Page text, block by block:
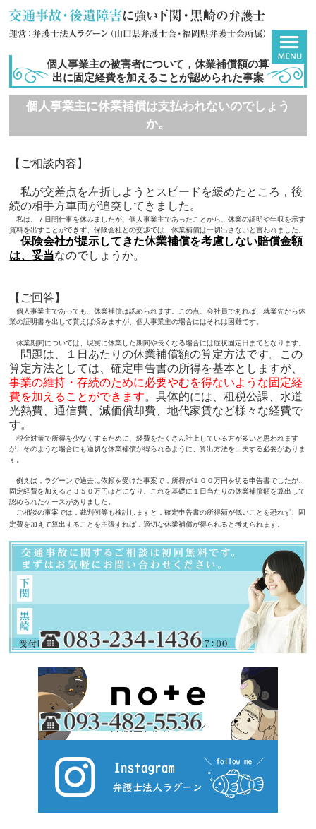
個人事業主の被害者について，休業補償額の算
出に固定経費を加えることが認められた事案
個人事業主に休業補償は支払われないのでしょう
か。
【ご相談内容】
私が交差点を左折しようとスピードを緩めたところ，後
続の相手方車両が追突してきました。
私は、７日間仕事を休みましたが、個人事業主であったことから、休業の証明や年収を示す
資料を出すことができず、保険会社との交渉では、休業補償は一切出さないと言われました。
保険会社が提示してきた休業補償を考慮しない賠償金額
は、妥当なのでしょうか。
【ご回答】
個人事業主であっても、休業補償は認められます。この点、会社員であれば、就業先から休
業の証明書を出して貰えば済みますが、個人事業主の場合にはそれは困難です。
休業期間については、現実に休業した期間や長くなる場合には症状固定日までとなります。
問題は、１日あたりの休業補償額の算定方法です。この
算定方法としては、確定申告書の所得を基本としますが、
事業の維持・存続のために必要やむを得ないような固定経
費を加えることができます。具体的には、租税公課、水道
光熱費、通信費、減価償却費、地代家賃など様々な経費で
す。
税金対策で所得を少なくするために、経費をたくさん計上している方が多いと思われます
が、そのような場合にも適切な休業補償が得られるように、算出方法を工夫する必要がありま
す。
例えば，ラグーンで過去に依頼を受けた事案で，所得が１００万円を切る申告書でしたが、
固定経費を加えると３５０万円ほどになり、これを基礎に１日当たりの休業補償額を算出して
認められたケースがありました。
ご相談の事案では，裁判例等も検討しますと，確定申告書の所得額が低いことを恐れず、固
定費を加えて算出することを主張すれば，適切な休業補償が得られると考えられます。